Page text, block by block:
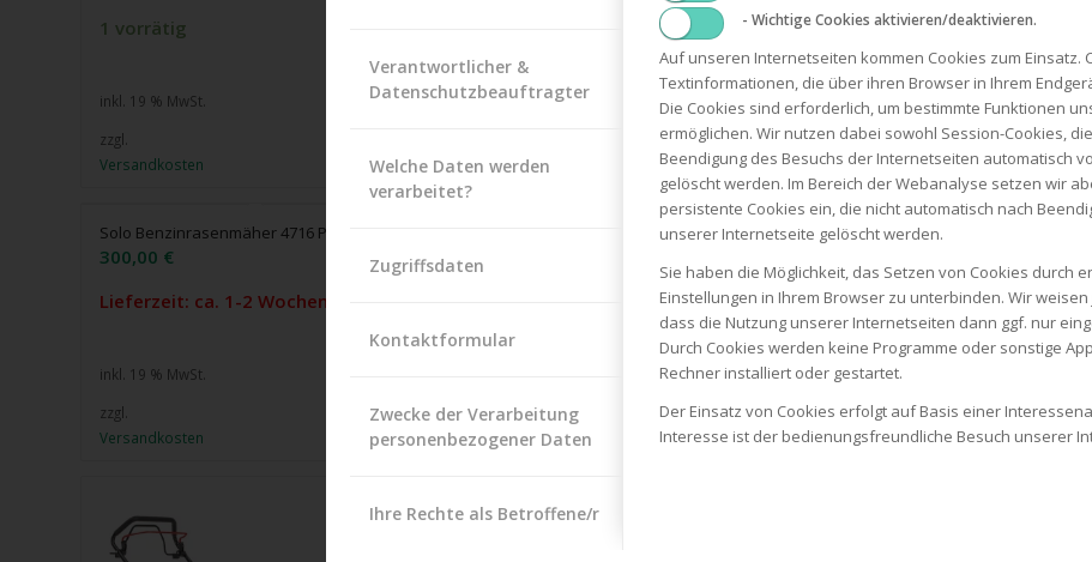
Verantwortlicher &
Datenschutzbeauftragter
Welche Daten werden
verarbeitet?
Zugriffsdaten
Kontaktformular
Zwecke der Verarbeitung
personenbezogener Daten
Ihre Rechte als Betroffene/r
- Wichtige Cookies aktivieren/deaktivieren.
Auf unseren Internetseiten kommen Cookies zum Einsatz.
Textinformationen, die über ihren Browser in Ihrem
Die Cookies sind erforderlich, um bestimmte Funktionen
ermöglichen. Wir nutzen dabei sowohl Session-Cookies,
Beendigung des Besuchs der Internetseiten automatisch
gelöscht werden. Im Bereich der Webanalyse setzen wir
persistente Cookies ein, die nicht automatisch nach
unserer Internetseite gelöscht werden.
Sie haben die Möglichkeit, das Setzen von Cookies durch
Einstellungen in Ihrem Browser zu unterbinden. Wir
dass die Nutzung unserer Internetseiten dann ggf. nur
Durch Cookies werden keine Programme oder sonstige
Rechner installiert oder gestartet.
Der Einsatz von Cookies erfolgt auf Basis einer
Interesse ist der bedienungsfreundliche Besuch unserer
1 vorrätig
inkl. 19 % MwSt.
zzgl.
Versandkosten
Solo Benzinrasenmäher 4716 P-A
300,00 €
Lieferzeit: ca. 1-2 Wochen
inkl. 19 % MwSt.
zzgl.
Versandkosten
Solo Benzinrasenmäher 4716 SP-A
380,00
zzgl.
Versandkosten
Solo Benzinrasenmäher 4731 SP-A
1 vorrätig
inkl. 19 % MwSt.
zzgl.
Versandkosten
Solo Benzinrasenmäher 5231 SP-A